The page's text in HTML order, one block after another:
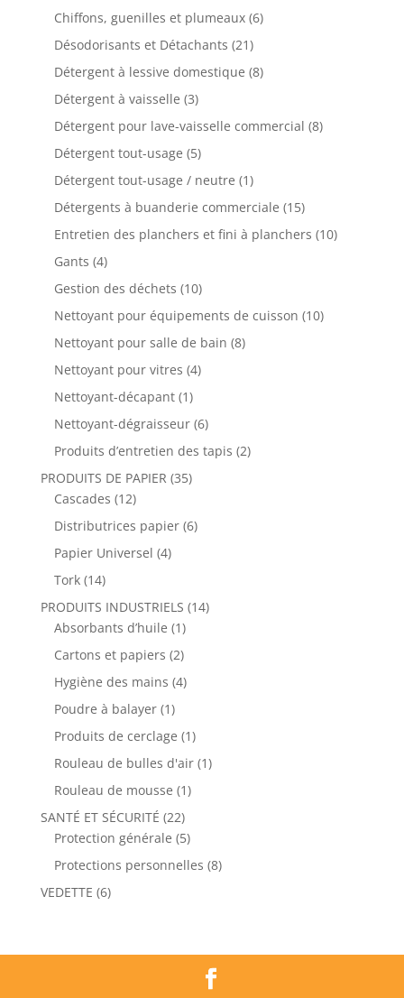
Chiffons, guenilles et plumeaux (6)
Désodorisants et Détachants (21)
Détergent à lessive domestique (8)
Détergent à vaisselle (3)
Détergent pour lave-vaisselle commercial (8)
Détergent tout-usage (5)
Détergent tout-usage / neutre (1)
Détergents à buanderie commerciale (15)
Entretien des planchers et fini à planchers (10)
Gants (4)
Gestion des déchets (10)
Nettoyant pour équipements de cuisson (10)
Nettoyant pour salle de bain (8)
Nettoyant pour vitres (4)
Nettoyant-décapant (1)
Nettoyant-dégraisseur (6)
Produits d’entretien des tapis (2)
PRODUITS DE PAPIER (35)
Cascades (12)
Distributrices papier (6)
Papier Universel (4)
Tork (14)
PRODUITS INDUSTRIELS (14)
Absorbants d’huile (1)
Cartons et papiers (2)
Hygiène des mains (4)
Poudre à balayer (1)
Produits de cerclage (1)
Rouleau de bulles d'air (1)
Rouleau de mousse (1)
SANTÉ ET SÉCURITÉ (22)
Protection générale (5)
Protections personnelles (8)
VEDETTE (6)